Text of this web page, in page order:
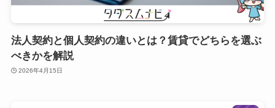
法人契約と個人契約の違いとは？賃貸でどちらを選ぶ
べきかを解説
2026年4月15日